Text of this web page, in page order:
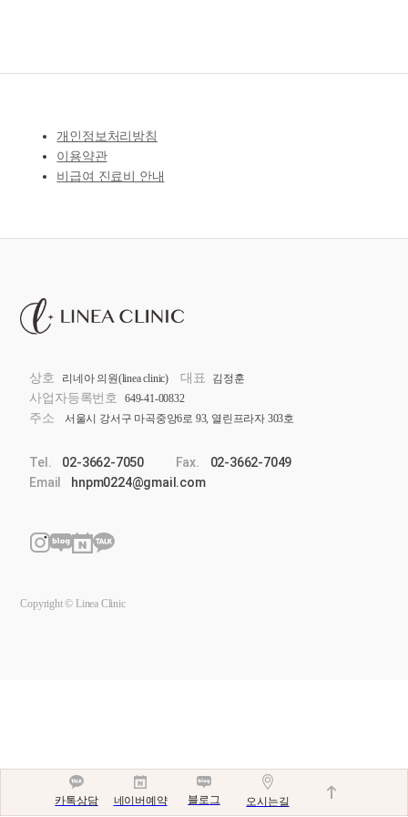
카톡상담 네이버예약 블로그 오시는길
개인정보처리방침
이용약관
비급여 진료비 안내
상호 리네아 의원(linea clinic) 대표 김정훈
사업자등록번호 649-41-00832
주소 서울시 강서구 마곡중앙6로 93, 열린프라자 303호
Tel. 02-3662-7050 Fax.
02-3662-7049
Email
hnpm0224@gmail.com
Copyright © Linea Clinic